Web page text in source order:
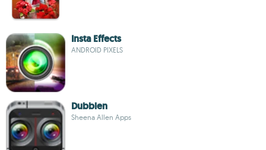
Insta Effects
ANDROID PIXELS
Dubblen
Sheena Allen Apps